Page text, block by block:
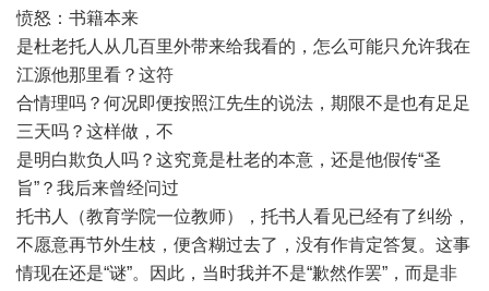
愤怒：书籍本来
是杜老托人从几百里外带来给我看的，怎么可能只允许我在
江源他那里看？这符
合情理吗？何况即便按照江先生的说法，期限不是也有足足
三天吗？这样做，不
是明白欺负人吗？这究竟是杜老的本意，还是他假传“圣
旨”？我后来曾经问过
托书人（教育学院一位教师），托书人看见已经有了纠纷，
不愿意再节外生枝，便含糊过去了，没有作肯定答复。这事
情现在还是“谜”。因此，当时我并不是“歉然作罢”，而是非